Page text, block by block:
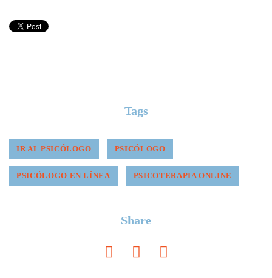
Tags
IR AL PSICÓLOGO PSICÓLOGO
PSICÓLOGO EN LÍNEA PSICOTERAPIA ONLINE
Share